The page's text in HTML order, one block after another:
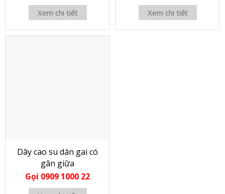
Xem chi tiết Xem chi tiết
Dây cao su dán gai có
gân giữa
Gọi 0909 1000 22